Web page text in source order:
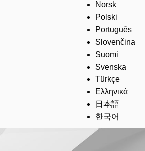
Norsk
Polski
Português
Slovenčina
Suomi
Svenska
Türkçe
Ελληνικά
日本語
한국어